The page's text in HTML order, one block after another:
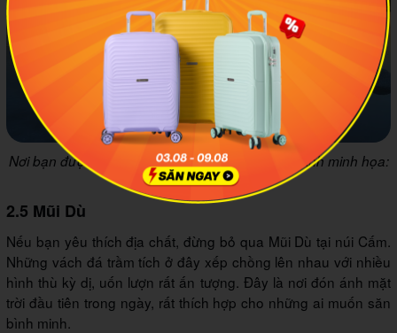
Nơi bạn được tìm hiểu quy trình sản xuất muối. Ảnh minh họa:
VinWonders
2.5 Mũi Dù
Nếu bạn yêu thích địa chất, đừng bỏ qua Mũi Dù tại núi Cấm.
Những vách đá trầm tích ở đây xếp chồng lên nhau với nhiều
hình thù kỳ dị, uốn lượn rất ấn tượng. Đây là nơi đón ánh mặt
trời đầu tiên trong ngày, rất thích hợp cho những ai muốn săn
bình minh.